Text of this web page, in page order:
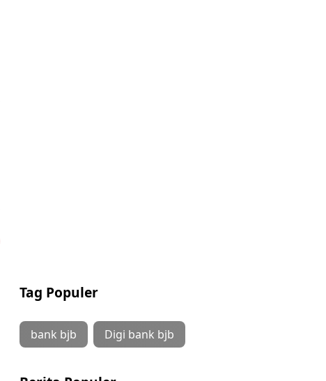
Tag Populer
bank bjb Digi bank bjb